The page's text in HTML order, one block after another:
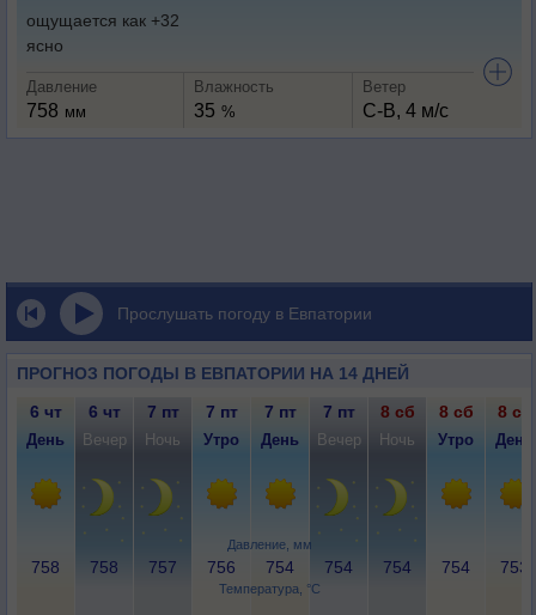
ощущается как +32
ясно
Давление
758 мм
Влажность
35 %
Ветер
С-В, 4 м/с
Прослушать погоду в Евпатории
ПРОГНОЗ ПОГОДЫ В ЕВПАТОРИИ НА 14 ДНЕЙ
Давление, мм
Температура, °C
6 чт 6 чт 7 пт 7 пт 7 пт 7 пт 8 сб 8 сб 8 сб
День Вечер Ночь Утро День Вечер Ночь Утро День
758 758 757 756 754 754 754 754 753